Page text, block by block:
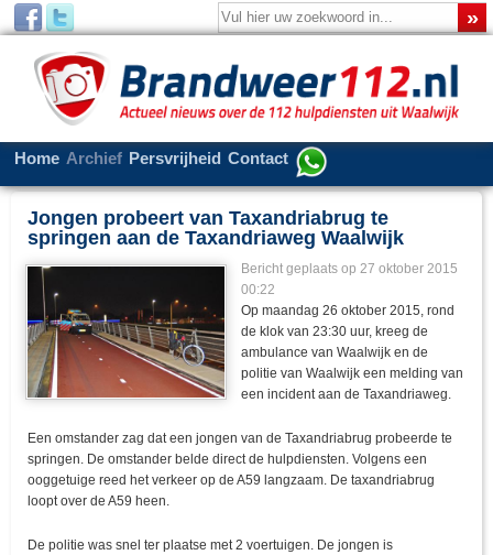
Home Archief Persvrijheid Contact
Jongen probeert van Taxandriabrug te
springen aan de Taxandriaweg Waalwijk
Bericht geplaats op 27 oktober 2015
00:22
Op maandag 26 oktober 2015, rond
de klok van 23:30 uur, kreeg de
ambulance van Waalwijk en de
politie van Waalwijk een melding van
een incident aan de Taxandriaweg.
Een omstander zag dat een jongen van de Taxandriabrug probeerde te
springen. De omstander belde direct de hulpdiensten. Volgens een
ooggetuige reed het verkeer op de A59 langzaam. De taxandriabrug
loopt over de A59 heen.
De politie was snel ter plaatse met 2 voertuigen. De jongen is